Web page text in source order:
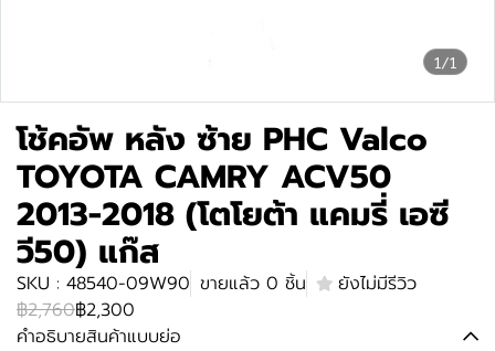
1/1
โช้คอัพ หลัง ซ้าย PHC Valco
TOYOTA CAMRY ACV50
2013-2018 (โตโยต้า แคมรี่ เอซี
วี50) แก๊ส
SKU : 48540-09W90 ขายแล้ว 0 ชิ้น
ยังไม่มีรีวิว
฿2,760฿2,300
คำอธิบายสินค้าแบบย่อ